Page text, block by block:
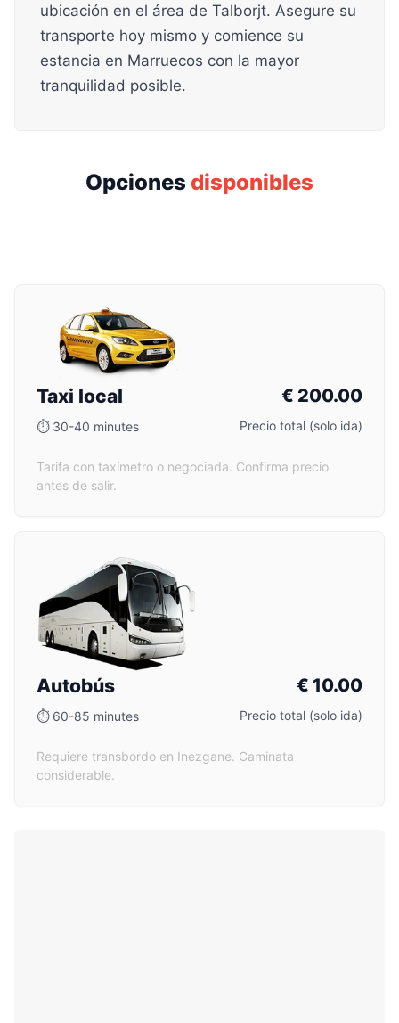
ubicación en el área de Talborjt. Asegure su
transporte hoy mismo y comience su
estancia en Marruecos con la mayor
tranquilidad posible.
Opciones disponibles
Taxi local
⏱ 30-40 minutes
€ 200.00
Precio total (solo ida)
Tarifa con taxímetro o negociada. Confirma precio
antes de salir.
Autobús
⏱ 60-85 minutes
€ 10.00
Precio total (solo ida)
Requiere transbordo en Inezgane. Caminata
considerable.